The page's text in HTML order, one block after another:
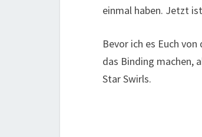
einmal haben. Jetzt
Bevor ich es Euch
das Binding machen,
Star Swirls.